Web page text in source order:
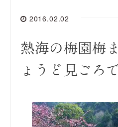
2016.02.02
熱海の梅園梅
ょうど見ごろ